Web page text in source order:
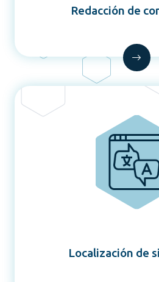
Redacción de
Localización de